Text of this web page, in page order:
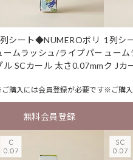
シート◆NUMEROボリ
ームラッシュ/ライプパー
ル SCカール 太さ0.07mm
購入には会員登録が必要です
無料会員登録
1列シ
ュー
ク Jカ
※ご購